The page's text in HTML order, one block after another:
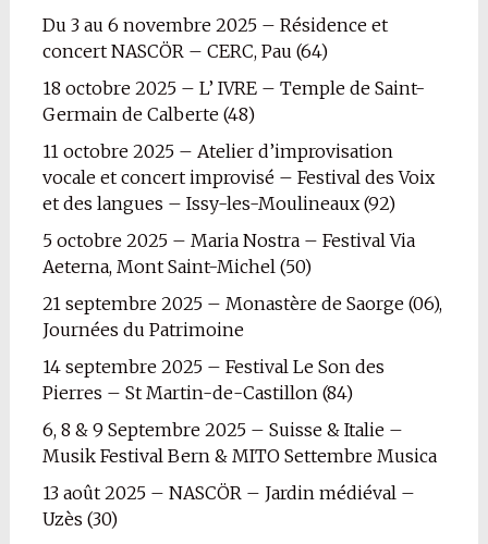
Du 3 au 6 novembre 2025 – Résidence et
concert NASCÖR – CERC, Pau (64)
18 octobre 2025 – L’ IVRE – Temple de Saint-
Germain de Calberte (48)
11 octobre 2025 – Atelier d’improvisation
vocale et concert improvisé – Festival des Voix
et des langues – Issy-les-Moulineaux (92)
5 octobre 2025 – Maria Nostra – Festival Via
Aeterna, Mont Saint-Michel (50)
21 septembre 2025 – Monastère de Saorge (06),
Journées du Patrimoine
14 septembre 2025 – Festival Le Son des
Pierres – St Martin-de-Castillon (84)
6, 8 & 9 Septembre 2025 – Suisse & Italie –
Musik Festival Bern & MITO Settembre Musica
13 août 2025 – NASCÖR – Jardin médiéval –
Uzès (30)